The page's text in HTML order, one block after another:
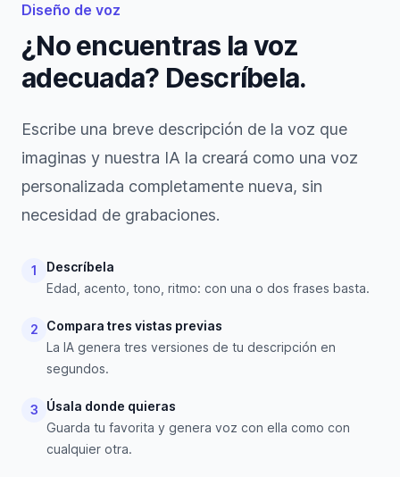
Diseño de voz
¿No encuentras la voz
adecuada? Descríbela.
Escribe una breve descripción de la voz que
imaginas y nuestra IA la creará como una voz
personalizada completamente nueva, sin
necesidad de grabaciones.
1
Descríbela
Edad, acento, tono, ritmo: con una o dos frases basta.
2
Compara tres vistas previas
La IA genera tres versiones de tu descripción en
segundos.
3
Úsala donde quieras
Guarda tu favorita y genera voz con ella como con
cualquier otra.